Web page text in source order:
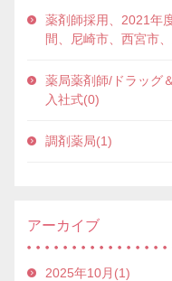
薬剤師採用、2021年
間、尼崎市、西宮市
薬局薬剤師/ドラッグ
入社式(0)
調剤薬局(1)
アーカイブ
2025年10月(1)